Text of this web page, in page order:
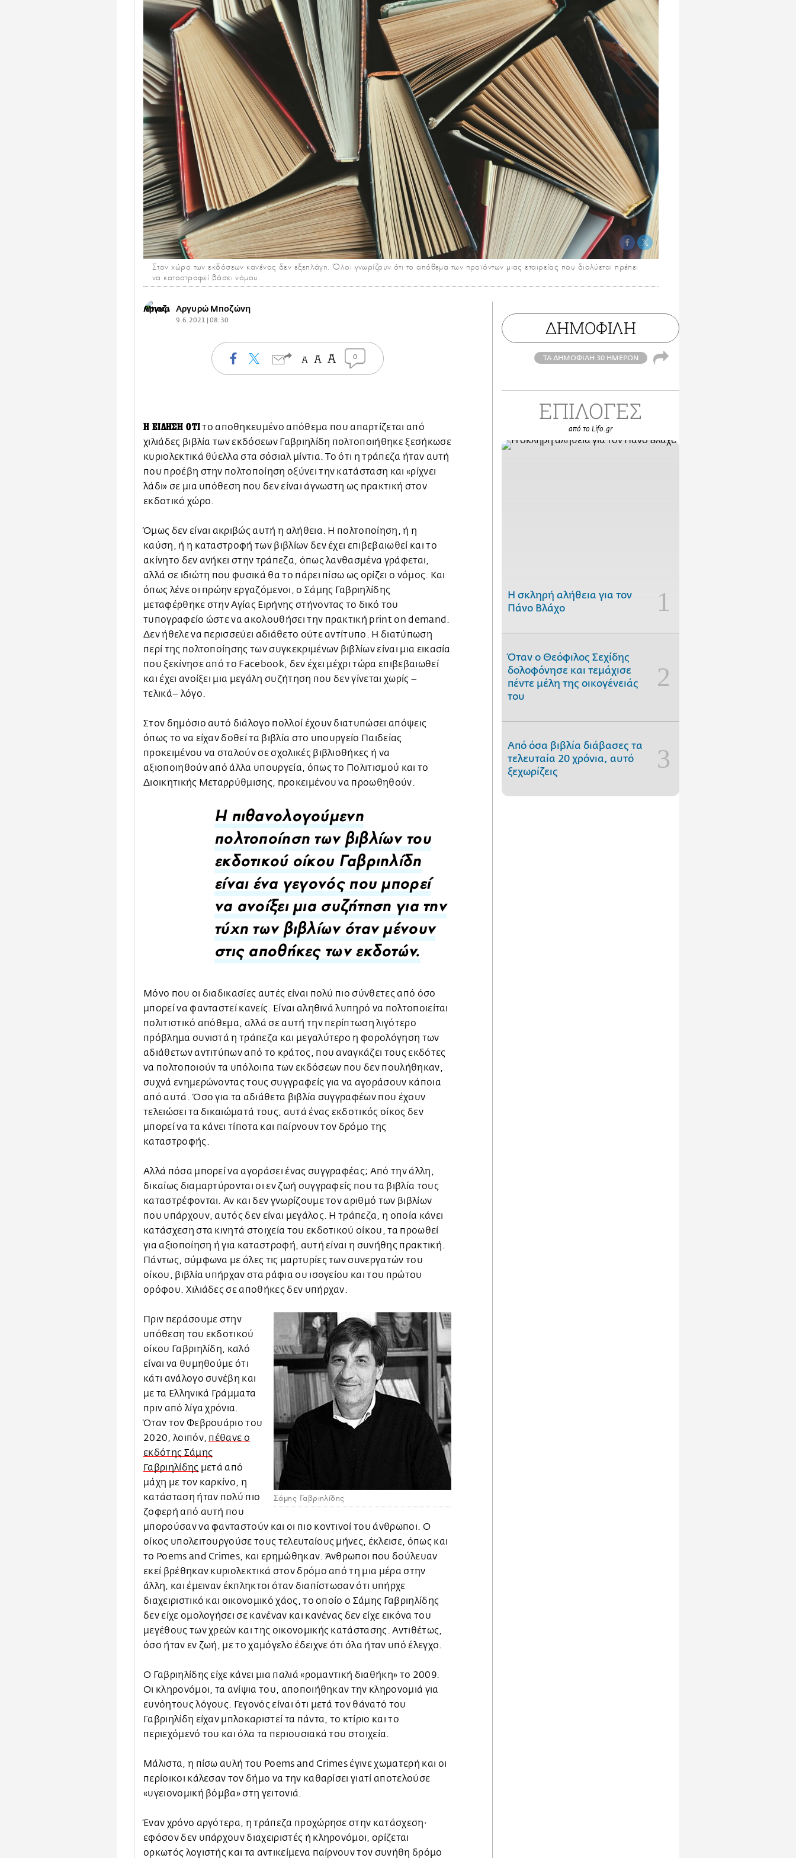
Στον χώρο των εκδόσεων κανένας δεν εξεπλάγη. Όλοι γνωρίζουν ότι το απόθεμα των προϊόντων μιας εταιρείας που διαλύεται πρέπει
να καταστραφεί βάσει νόμου.
Αργυρώ Μποζώνη
9.6.2021 | 08:30
0
Η ΕΙΔΗΣΗ ΟΤΙτο αποθηκευμένο απόθεμα που απαρτίζεται από
χιλιάδες βιβλία των εκδόσεων Γαβριηλίδη πολτοποιήθηκε ξεσήκωσε
κυριολεκτικά θύελλα στα σόσιαλ μίντια. Το ότι η τράπεζα ήταν αυτή
που προέβη στην πολτοποίηση οξύνει την κατάσταση και «ρίχνει
λάδι» σε μια υπόθεση που δεν είναι άγνωστη ως πρακτική στον
εκδοτικό χώρο.
Όμως δεν είναι ακριβώς αυτή η αλήθεια. Η πολτοποίηση, ή η
καύση, ή η καταστροφή των βιβλίων δεν έχει επιβεβαιωθεί και το
ακίνητο δεν ανήκει στην τράπεζα, όπως λανθασμένα γράφεται,
αλλά σε ιδιώτη που φυσικά θα το πάρει πίσω ως ορίζει ο νόμος. Και
όπως λένε οι πρώην εργαζόμενοι, ο Σάμης Γαβριηλίδης
μεταφέρθηκε στην Αγίας Ειρήνης στήνοντας το δικό του
τυπογραφείο ώστε να ακολουθήσει την πρακτική print on demand.
Δεν ήθελε να περισσεύει αδιάθετο ούτε αντίτυπο. Η διατύπωση
περί της πολτοποίησης των συγκεκριμένων βιβλίων είναι μια εικασία
που ξεκίνησε από το Facebook, δεν έχει μέχρι τώρα επιβεβαιωθεί
και έχει ανοίξει μια μεγάλη συζήτηση που δεν γίνεται χωρίς –
τελικά– λόγο.
Στον δημόσιο αυτό διάλογο πολλοί έχουν διατυπώσει απόψεις
όπως το να είχαν δοθεί τα βιβλία στο υπουργείο Παιδείας
προκειμένου να σταλούν σε σχολικές βιβλιοθήκες ή να
αξιοποιηθούν από άλλα υπουργεία, όπως το Πολιτισμού και το
Διοικητικής Μεταρρύθμισης, προκειμένου να προωθηθούν.
Η πιθανολογούμενη
πολτοποίηση των βιβλίων του
εκδοτικού οίκου Γαβριηλίδη
είναι ένα γεγονός που μπορεί
να ανοίξει μια συζήτηση για την
τύχη των βιβλίων όταν μένουν
στις αποθήκες των εκδοτών.
Μόνο που οι διαδικασίες αυτές είναι πολύ πιο σύνθετες από όσο
μπορεί να φανταστεί κανείς. Είναι αληθινά λυπηρό να πολτοποιείται
πολιτιστικό απόθεμα, αλλά σε αυτή την περίπτωση λιγότερο
πρόβλημα συνιστά η τράπεζα και μεγαλύτερο η φορολόγηση των
αδιάθετων αντιτύπων από το κράτος, που αναγκάζει τους εκδότες
να πολτοποιούν τα υπόλοιπα των εκδόσεων που δεν πουλήθηκαν,
συχνά ενημερώνοντας τους συγγραφείς για να αγοράσουν κάποια
από αυτά. Όσο για τα αδιάθετα βιβλία συγγραφέων που έχουν
τελειώσει τα δικαιώματά τους, αυτά ένας εκδοτικός οίκος δεν
μπορεί να τα κάνει τίποτα και παίρνουν τον δρόμο της
καταστροφής.
Αλλά πόσα μπορεί να αγοράσει ένας συγγραφέας; Από την άλλη,
δικαίως διαμαρτύρονται οι εν ζωή συγγραφείς που τα βιβλία τους
καταστρέφονται. Αν και δεν γνωρίζουμε τον αριθμό των βιβλίων
που υπάρχουν, αυτός δεν είναι μεγάλος. Η τράπεζα, η οποία κάνει
κατάσχεση στα κινητά στοιχεία του εκδοτικού οίκου, τα προωθεί
για αξιοποίηση ή για καταστροφή, αυτή είναι η συνήθης πρακτική.
Πάντως, σύμφωνα με όλες τις μαρτυρίες των συνεργατών του
οίκου, βιβλία υπήρχαν στα ράφια ου ισογείου και του πρώτου
ορόφου. Χιλιάδες σε αποθήκες δεν υπήρχαν.
Σάμης Γαβριηλίδης
Πριν περάσουμε στην
υπόθεση του εκδοτικού
οίκου Γαβριηλίδη, καλό
είναι να θυμηθούμε ότι
κάτι ανάλογο συνέβη και
με τα Ελληνικά Γράμματα
πριν από λίγα χρόνια.
Όταν τον Φεβρουάριο του
2020, λοιπόν, πέθανε ο
εκδότης Σάμης
Γαβριηλίδης μετά από
μάχη με τον καρκίνο, η
κατάσταση ήταν πολύ πιο
ζοφερή από αυτή που
μπορούσαν να φανταστούν και οι πιο κοντινοί του άνθρωποι. Ο
οίκος υπολειτουργούσε τους τελευταίους μήνες, έκλεισε, όπως και
το Poems and Crimes, και ερημώθηκαν. Άνθρωποι που δούλευαν
εκεί βρέθηκαν κυριολεκτικά στον δρόμο από τη μια μέρα στην
άλλη, και έμειναν έκπληκτοι όταν διαπίστωσαν ότι υπήρχε
διαχειριστικό και οικονομικό χάος, το οποίο ο Σάμης Γαβριηλίδης
δεν είχε ομολογήσει σε κανέναν και κανένας δεν είχε εικόνα του
μεγέθους των χρεών και της οικονομικής κατάστασης. Αντιθέτως,
όσο ήταν εν ζωή, με το χαμόγελο έδειχνε ότι όλα ήταν υπό έλεγχο.
Ο Γαβριηλίδης είχε κάνει μια παλιά «ρομαντική διαθήκη» το 2009.
Οι κληρονόμοι, τα ανίψια του, αποποιήθηκαν την κληρονομιά για
ευνόητους λόγους. Γεγονός είναι ότι μετά τον θάνατό του
Γαβριηλίδη είχαν μπλοκαριστεί τα πάντα, το κτίριο και το
περιεχόμενό του και όλα τα περιουσιακά του στοιχεία.
Μάλιστα, η πίσω αυλή του Poems and Crimes έγινε χωματερή και οι
περίοικοι κάλεσαν τον δήμο να την καθαρίσει γιατί αποτελούσε
«υγειονομική βόμβα» στη γειτονιά.
Έναν χρόνο αργότερα, η τράπεζα προχώρησε στην κατάσχεση∙
εφόσον δεν υπάρχουν διαχειριστές ή κληρονόμοι, ορίζεται
ορκωτός λογιστής και τα αντικείμενα παίρνουν τον συνήθη δρόμο
ΔΗΜΟΦΙΛΗ
ΤΑ ΔΗΜΟΦΙΛΗ 30 ΗΜΕΡΩΝ
ΕΠΙΛΟΓΕΣ
από το Lifo.gr
H σκληρή αλήθεια για τον
Πάνο Βλάχο
Όταν ο Θεόφιλος Σεχίδης
δολοφόνησε και τεμάχισε
πέντε μέλη της οικογένειάς
του
Από όσα βιβλία διάβασες τα
τελευταία 20 χρόνια, αυτό
ξεχωρίζεις